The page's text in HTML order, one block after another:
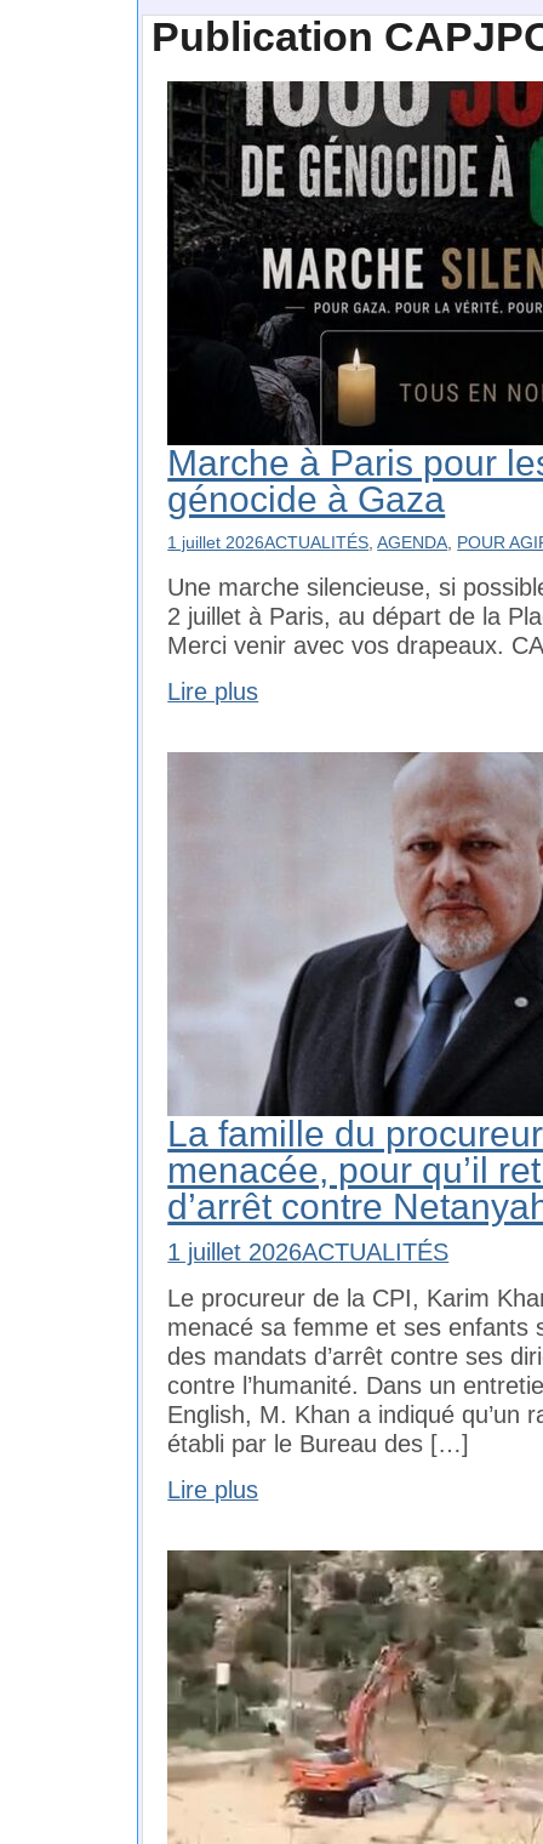
Publication
Marche à Paris pour
génocide à Gaza
1 juillet 2026ACTUALITÉS ,AGENDA POUR
Une marche silencieuse, si
2 juillet à Paris, au départ de la
Merci venir avec vos drapeaux.
Lire plus
La famille du
menacée, pour qu’il
d’arrêt contre
1 juillet 2026ACTUALITÉS
Le procureur de la CPI, Karim
menacé sa femme et ses enfants
des mandats d’arrêt contre ses
contre l’humanité. Dans un
English, M. Khan a indiqué qu’un
établi par le Bureau des […]
Lire plus